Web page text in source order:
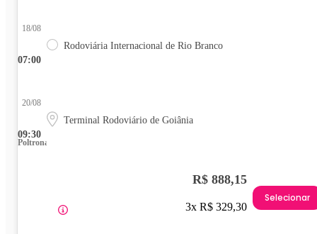
07:00
18/08
Rodoviária Internacional de Rio Branco
09:30
20/08
Terminal Rodoviário de Goiânia
Poltrona
R$ 888,15
3x R$ 329,30
Selecionar